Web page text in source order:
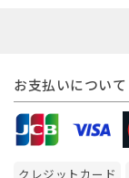
お支払いについて
クレジットカード